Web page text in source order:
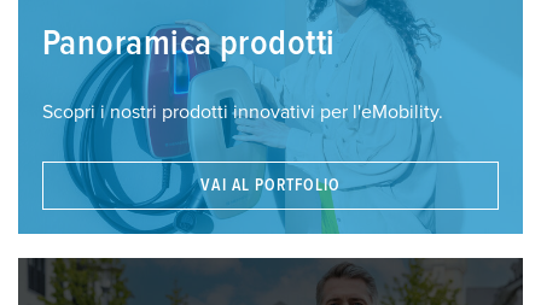
Panoramica prodotti
Scopri i nostri prodotti innovativi per l'eMobility.
VAI AL PORTFOLIO